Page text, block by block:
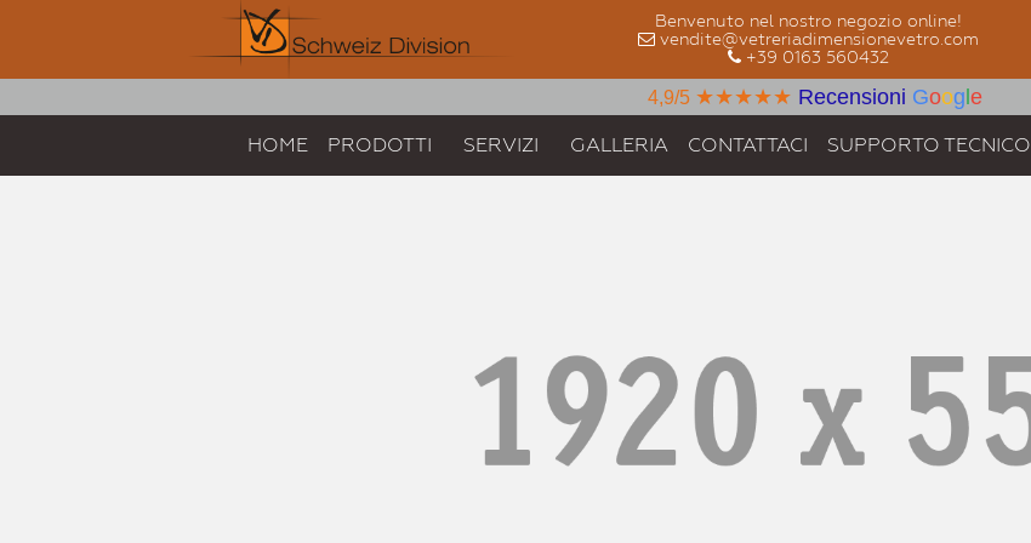
Benvenuto nel nostro negozio online!
vendite@vetreriadimensionevetro.com
+39 0163 560432
4,9/5 ★★★★★ Recensioni Goog e
HOME PRODOTTI SERVIZI GALLERIA CONTATTACI SUPPORTO TECNICO